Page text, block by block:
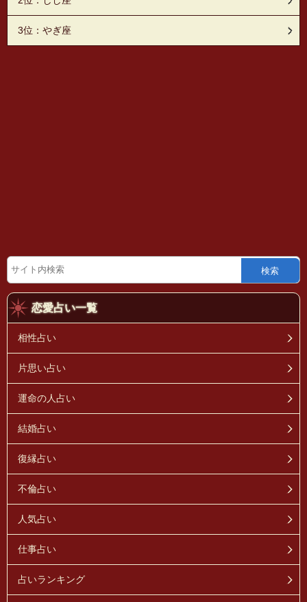
3位：やぎ座
検索
恋愛占い一覧
相性占い
片思い占い
運命の人占い
結婚占い
復縁占い
不倫占い
人気占い
仕事占い
占いランキング